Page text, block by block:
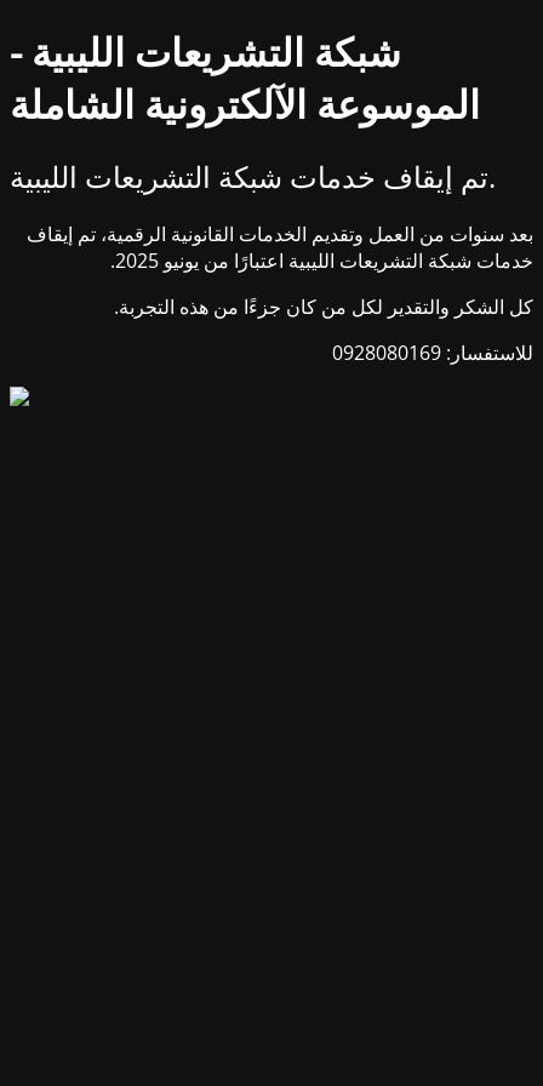
شبكة التشريعات الليبية -
الموسوعة الآلكترونية الشاملة
تم إيقاف خدمات شبكة التشريعات الليبية.
بعد سنوات من العمل وتقديم الخدمات القانونية الرقمية، تم إيقاف
خدمات شبكة التشريعات الليبية اعتبارًا من يونيو 2025.
كل الشكر والتقدير لكل من كان جزءًا من هذه التجربة.
للاستفسار: 0928080169